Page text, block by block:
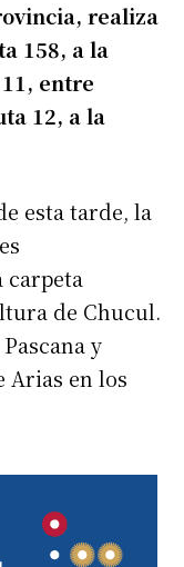
realiza
158, a la
entre
12, a la
esta tarde, la
carpeta
de Chucul.
y
Arias en los